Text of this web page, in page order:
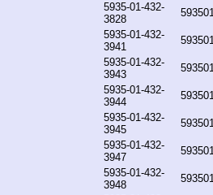
5935-01-432-
3828
5935-01-432-
3941
5935-01-432-
3943
5935-01-432-
3944
5935-01-432-
3945
5935-01-432-
3947
5935-01-432-
3948